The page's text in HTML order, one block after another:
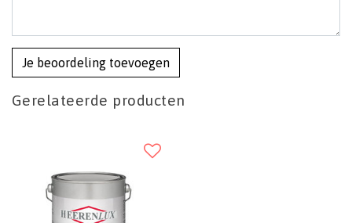
Je beoordeling toevoegen
Gerelateerde producten